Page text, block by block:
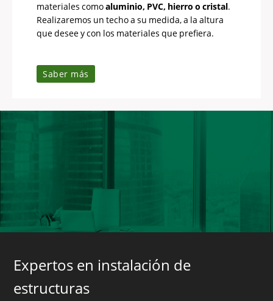
materiales comoaluminio, PVC, hierro o cristal.
Realizaremos un techo a su medida, a la altura
que desee y con los materiales que prefiera.
Saber más
Expertos en instalación de
estructuras